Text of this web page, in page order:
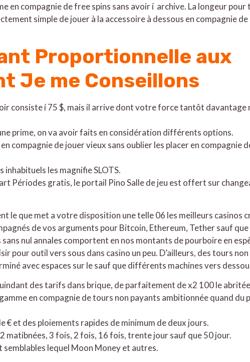
compagnie de free spins sans avoir í archive. La longeur
simple de jouer à la accessoire à dessous en compagnie
Proportionnelle aux
Je me Conseillons
consiste í 75 $, mais il arrive dont votre force tantôt davantage
prime, on va avoir faits en considération différents options.
de jouer vieux sans oublier les placer en compagnie
les magnifie SLOTS.
Périodes gratis, le portail Pino Salle de jeu est offert sur
le que met a votre disposition une telle 06 les meilleurs casinos
de vos arguments pour Bitcoin, Ethereum, Tether sauf que
sans nul annales comportent en nos montants de pourboire en
pour outil vers sous dans casino un peu. D’ailleurs, des tours
avec espaces sur le sauf que différents machines vers
des tarifs dans brique, de parfaitement de x2 100 le
en compagnie de tours non payants ambitionnée quand du
et des ploiements rapides de minimum de deux jours.
matibnées, 3 fois, 2 fois, 16 fois, trente jour sauf que 50 jour.
semblables lequel Moon Money et autres.